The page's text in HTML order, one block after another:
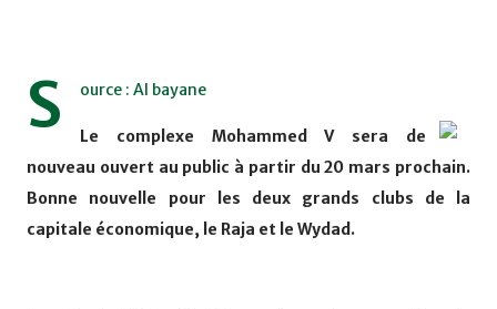
S ource : Al bayane
Le complexe Mohammed V sera de
nouveau ouvert au public à partir du 20 mars prochain.
Bonne nouvelle pour les deux grands clubs de la
capitale économique, le Raja et le Wydad.